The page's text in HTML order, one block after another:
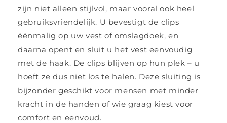
zijn niet alleen stijlvol, maar vooral ook heel
gebruiksvriendelijk. U bevestigt de clips
éénmalig op uw vest of omslagdoek, en
daarna opent en sluit u het vest eenvoudig
met de haak. De clips blijven op hun plek – u
hoeft ze dus niet los te halen. Deze sluiting is
bijzonder geschikt voor mensen met minder
kracht in de handen of wie graag kiest voor
comfort en eenvoud.